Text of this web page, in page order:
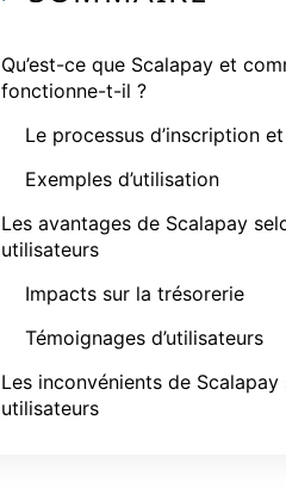
Qu’est-ce que Scalapay et
fonctionne-t-il ?
Le processus d’inscription
Exemples d’utilisation
Les avantages de Scalapay
utilisateurs
Impacts sur la trésorerie
Témoignages d’utilisateurs
Les inconvénients de Scalapay
utilisateurs